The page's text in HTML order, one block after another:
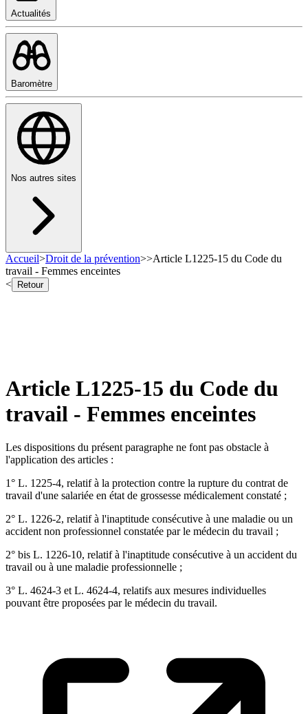
Actualités
Baromètre
Nos autres sites
Accueil>Droit de la prévention>>Article L1225-15 du Code du
travail - Femmes enceintes
<
Retour
Article L1225-15 du Code du
travail - Femmes enceintes
Les dispositions du présent paragraphe ne font pas obstacle à
l'application des articles :
1° L. 1225-4, relatif à la protection contre la rupture du contrat de
travail d'une salariée en état de grossesse médicalement constaté ;
2° L. 1226-2, relatif à l'inaptitude consécutive à une maladie ou un
accident non professionnel constatée par le médecin du travail ;
2° bis L. 1226-10, relatif à l'inaptitude consécutive à un accident du
travail ou à une maladie professionnelle ;
3° L. 4624-3 et L. 4624-4, relatifs aux mesures individuelles
pouvant être proposées par le médecin du travail.